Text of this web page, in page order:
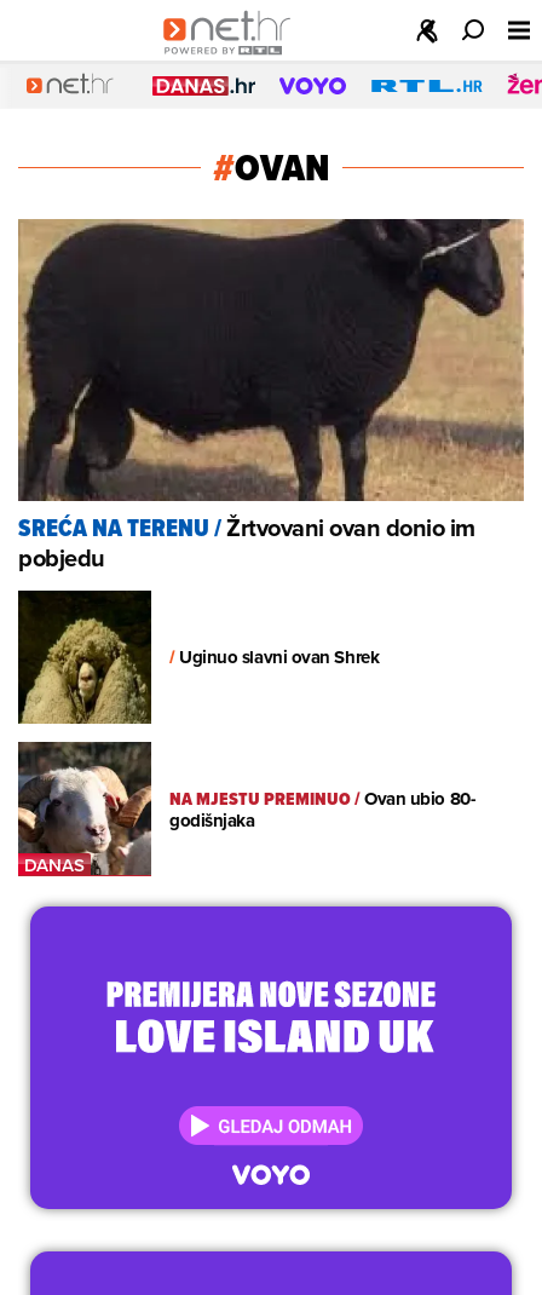
#OVAN
SREĆA NA TERENU/Žrtvovani ovan donio im
pobjedu
/Uginuo slavni ovan Shrek
NA MJESTU PREMINUO/Ovan ubio 80-
godišnjaka